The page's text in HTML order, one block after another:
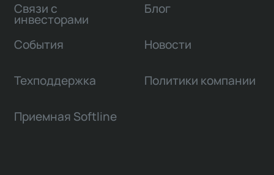
Связи с
инвесторами
Блог
События Новости
Техподдержка Политики компании
Приемная Softline